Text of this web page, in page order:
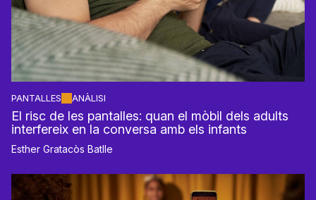
PANTALLES ANÀLISI
El risc de les pantalles: quan el mòbil dels adults
interfereix en la conversa amb els infants
Esther Gratacòs Batlle